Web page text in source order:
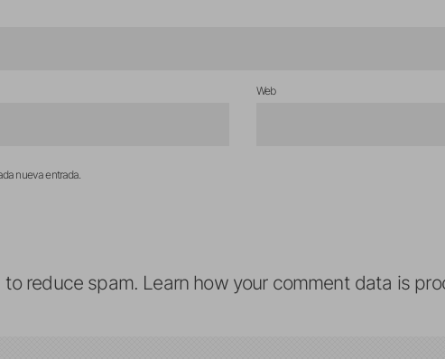
Web
nueva entrada.
reduce spam. Learn how your comment data is